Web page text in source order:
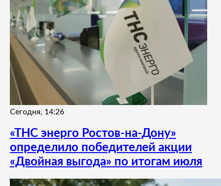
Сегодня, 14:26
«ТНС энерго Ростов-на-Дону»
определило победителей акции
«Двойная выгода» по итогам июля